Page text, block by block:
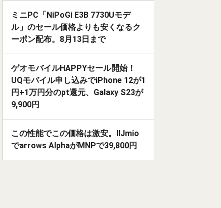
ミニPC「NiPoGi E3B 7730Uモデ
ル」のセール価格よりも安くなるク
ーポン配布。8月13日まで
ゲオモバイルHAPPYセール開始！
UQモバイル申し込みでiPhone 12が1
円+1万円分のpt還元、Galaxy S23が
9,900円
この性能でこの価格は激安。IIJmio
でarrows AlphaがMNPで39,800円